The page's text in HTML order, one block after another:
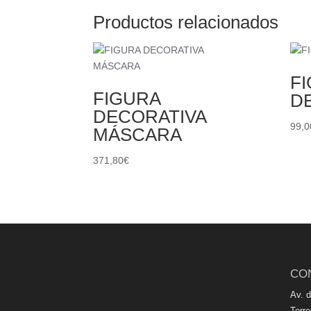
Productos relacionados
FIGURA
DECORATIVA
MÁSCARA
371,80€
Av.